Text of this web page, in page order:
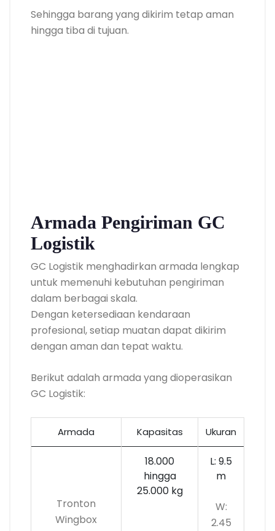
Sehingga barang yang dikirim tetap aman
hingga tiba di tujuan.
Armada Pengiriman GC
Logistik
GC Logistik menghadirkan armada lengkap
untuk memenuhi kebutuhan pengiriman
dalam berbagai skala.
Dengan ketersediaan kendaraan
profesional, setiap muatan dapat dikirim
dengan aman dan tepat waktu.
Berikut adalah armada yang dioperasikan
GC Logistik:
Armada Kapasitas Ukuran
Tronton
Wingbox
18.000
hingga
25.000 kg
L: 9.5
m
W:
2.45